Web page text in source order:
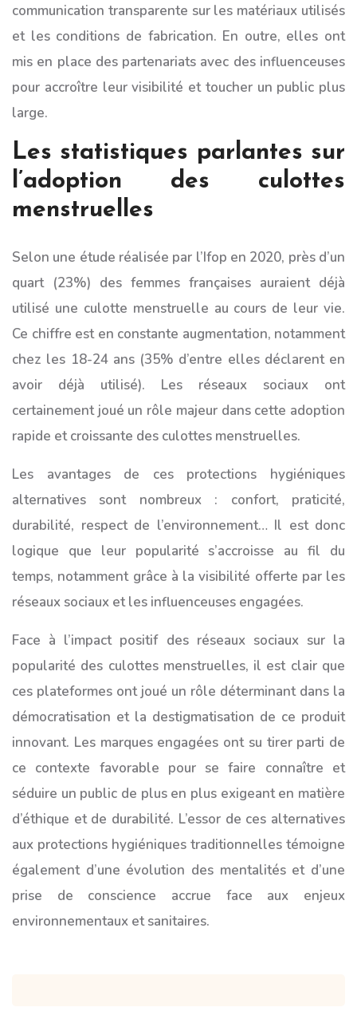
communication transparente sur les matériaux utilisés
et les conditions de fabrication. En outre, elles ont
mis en place des partenariats avec des influenceuses
pour accroître leur visibilité et toucher un public plus
large.
Les statistiques parlantes sur
l’adoption des culottes
menstruelles
Selon une étude réalisée par l’Ifop en 2020, près d’un
quart (23%) des femmes françaises auraient déjà
utilisé une culotte menstruelle au cours de leur vie.
Ce chiffre est en constante augmentation, notamment
chez les 18-24 ans (35% d’entre elles déclarent en
avoir déjà utilisé). Les réseaux sociaux ont
certainement joué un rôle majeur dans cette adoption
rapide et croissante des culottes menstruelles.
Les avantages de ces protections hygiéniques
alternatives sont nombreux : confort, praticité,
durabilité, respect de l’environnement… Il est donc
logique que leur popularité s’accroisse au fil du
temps, notamment grâce à la visibilité offerte par les
réseaux sociaux et les influenceuses engagées.
Face à l’impact positif des réseaux sociaux sur la
popularité des culottes menstruelles, il est clair que
ces plateformes ont joué un rôle déterminant dans la
démocratisation et la destigmatisation de ce produit
innovant. Les marques engagées ont su tirer parti de
ce contexte favorable pour se faire connaître et
séduire un public de plus en plus exigeant en matière
d’éthique et de durabilité. L’essor de ces alternatives
aux protections hygiéniques traditionnelles témoigne
également d’une évolution des mentalités et d’une
prise de conscience accrue face aux enjeux
environnementaux et sanitaires.